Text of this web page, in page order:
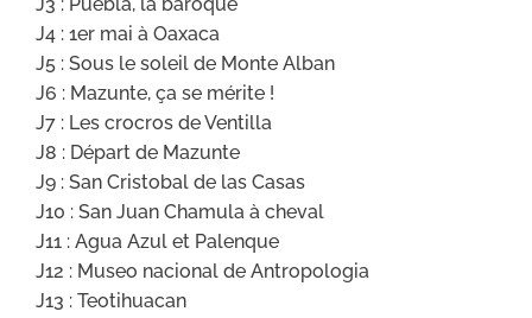
J3 : Puebla, la baroque
J4 : 1er mai à Oaxaca
J5 : Sous le soleil de Monte Alban
J6 : Mazunte, ça se mérite !
J7 : Les crocros de Ventilla
J8 : Départ de Mazunte
J9 : San Cristobal de las Casas
J10 : San Juan Chamula à cheval
J11 : Agua Azul et Palenque
J12 : Museo nacional de Antropologia
J13 : Teotihuacan